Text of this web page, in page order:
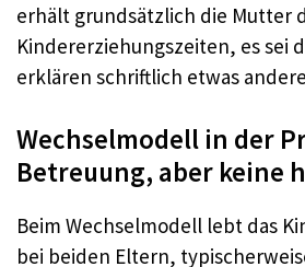
erhält grundsätzlich die Mutter
Kindererziehungszeiten, es sei
erklären schriftlich etwas
Wechselmodell in der
Betreuung, aber keine
Beim Wechselmodell lebt das
bei beiden Eltern,